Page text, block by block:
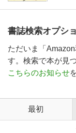
書誌検索オプシ
ただいま「
す。検索で本が見
こちらのお知らせ
最初